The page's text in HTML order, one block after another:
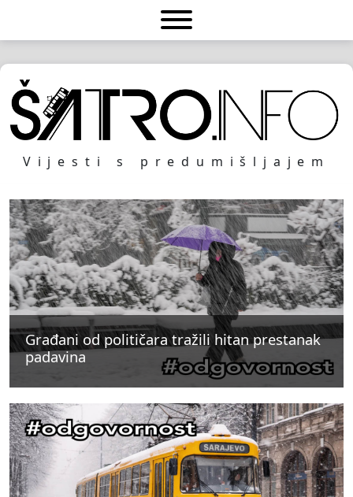
Vijesti s predumišljajem
Građani od političara tražili hitan prestanak
padavina
Građani od političara tražili hitan prestanak
padavina
Građani od političara tražili hitan prestanak
padavina